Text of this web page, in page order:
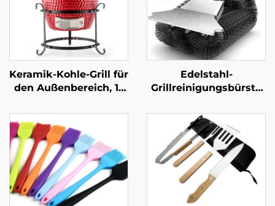
Keramik-Kohle-Grill für
den Außenbereich, 13
japanisches Design
mit Touch-Control-
Flammensicherheitsvorrichtung
Edelstahl-
Grillreinigungsbürste
multifunktional,
langlebig und
wiederverwendbar, für
Grill und Ofen – BBQ-
Werkzeug